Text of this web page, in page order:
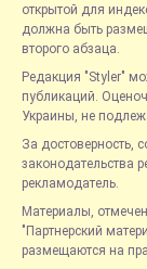
открытой для
должна быть
второго абзаца.
Редакция "Styler"
публикаций.
Украины, не
За достоверность,
законодательства
рекламодатель.
Материалы,
"Партнерский
размещаются на